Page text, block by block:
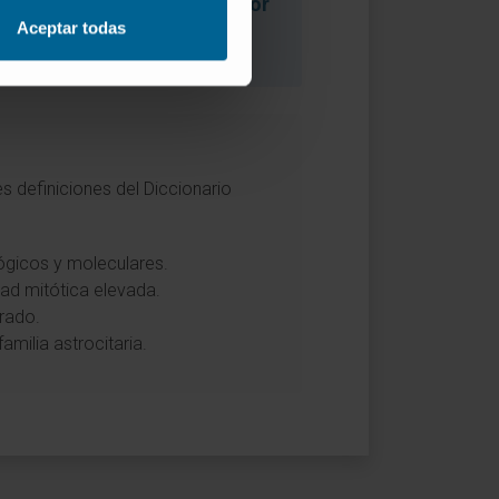
Aceptar todas
definiciones del Diccionario
y moleculares.
mitótica elevada.
astrocitaria.